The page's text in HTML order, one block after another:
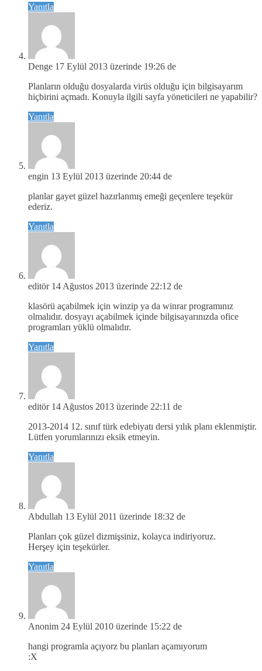
Yanıtla
Denge 17 Eylül 2013 üzerinde 19:26 de
Planların olduğu dosyalarda virüs olduğu için bilgisayarım
hiçbirini açmadı. Konuyla ilgili sayfa yöneticileri ne yapabilir?
Yanıtla
engin 13 Eylül 2013 üzerinde 20:44 de
planlar gayet güzel hazırlanmış emeği geçenlere teşekür
ederiz.
Yanıtla
editör 14 Ağustos 2013 üzerinde 22:12 de
klasörü açabilmek için winzip ya da winrar programınız
olmalıdır. dosyayı açabilmek içinde bilgisayarınızda ofice
programları yüklü olmalıdır.
Yanıtla
editör 14 Ağustos 2013 üzerinde 22:11 de
2013-2014 12. sınıf türk edebiyatı dersi yılık planı eklenmiştir.
Lütfen yorumlarınızı eksik etmeyin.
Yanıtla
Abdullah 13 Eylül 2011 üzerinde 18:32 de
Planları çok güzel dizmişsiniz, kolayca indiriyoruz.
Herşey için teşekürler.
Yanıtla
Anonim 24 Eylül 2010 üzerinde 15:22 de
hangi programla açıyorz bu planları açamıyorum
:X